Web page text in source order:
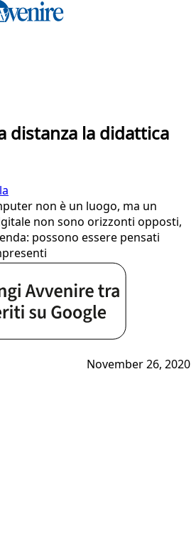
distanza la didattica
non è un luogo, ma un
non sono orizzonti opposti,
possono essere pensati
November 26, 2020